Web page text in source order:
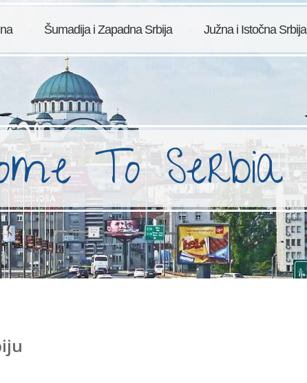
Šumadija i Zapadna Srbija Južna i Istočna Srbija
To Serbia